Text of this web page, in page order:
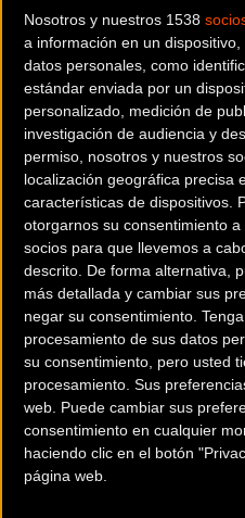
Nosotros y nuestros 1538
a información en un
datos personales, como
estándar enviada por un
personalizado, medición de
investigación de audiencia y
permiso, nosotros y nuestros
localización geográfica precisa
características de dispositivos.
otorgarnos su consentimiento
socios para que llevemos a
descrito. De forma alternativa,
más detallada y cambiar sus
negar su consentimiento.
procesamiento de sus datos
su consentimiento, pero usted
procesamiento. Sus
web. Puede cambiar sus
consentimiento en cualquier
haciendo clic en el botón
página web.
¿Eres el propietario de esta
Premium para
Comercios Bz